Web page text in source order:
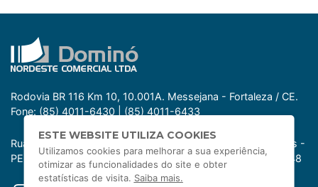
Rodovia BR 116 Km 10, 10.001A. Messejana - Fortaleza / CE.
Fone: (85) 4011-6430 | (85) 4011-6433
Rua dos Sonhos, 529. Prazeres - Jaboatão dos Guararapes -
PE. Tel: (81) 3117-4177 | (81) 3117-4186Fax: (81) 3376-9148
ESTE WEBSITE UTILIZA COOKIES
Utilizamos cookies para melhorar a sua experiência,
otimizar as funcionalidades do site e obter
estatísticas de visita. Saiba mais.